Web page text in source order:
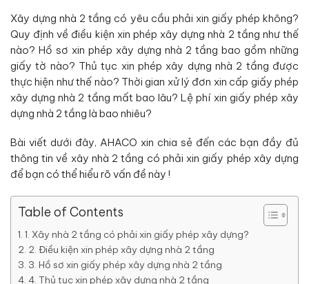
Xây dựng nhà 2 tầng có yêu cầu phải xin giấy phép không?
Quy định về điều kiện xin phép xây dựng nhà 2 tầng như thế
nào? Hồ sơ xin phép xây dựng nhà 2 tầng bao gồm những
giấy tờ nào? Thủ tục xin phép xây dựng nhà 2 tầng được
thực hiện như thế nào? Thời gian xử lý đơn xin cấp giấy phép
xây dựng nhà 2 tầng mất bao lâu? Lệ phí xin giấy phép xây
dựng nhà 2 tầng là bao nhiêu?
Bài viết dưới đây, AHACO xin chia sẻ đến các bạn đầy đủ
thông tin về xây nhà 2 tầng có phải xin giấy phép xây dựng
để bạn có thể hiểu rõ vấn đề này !
Table of Contents
1. Xây nhà 2 tầng có phải xin giấy phép xây dựng?
2. Điều kiện xin phép xây dựng nhà 2 tầng
3. Hồ sơ xin giấy phép xây dựng nhà 2 tầng
4. Thủ tục xin phép xây dựng nhà 2 tầng